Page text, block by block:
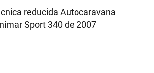
reducida Autocaravana
Sport 340 de 2007